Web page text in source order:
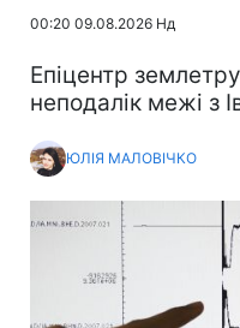
00:20 09.08.2026 Нд
Епіцентр
неподалік межі з
ЮЛІЯ МАЛОВІЧКО